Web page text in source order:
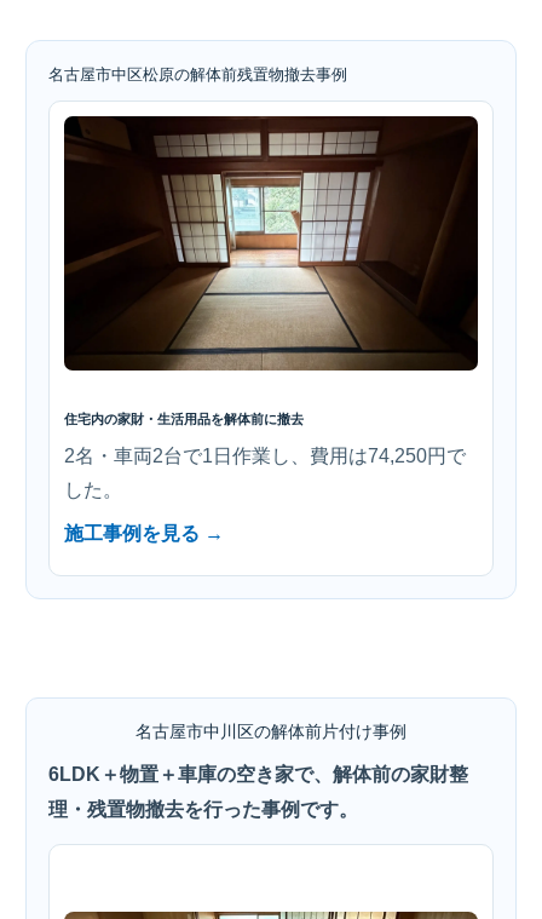
名古屋市中区松原の解体前残置物撤去事例
住宅内の家財・生活用品を解体前に撤去
2名・車両2台で1日作業し、費用は74,250円で
した。
施工事例を見る →
名古屋市中川区の解体前片付け事例
6LDK＋物置＋車庫の空き家で、解体前の家財整
理・残置物撤去を行った事例です。